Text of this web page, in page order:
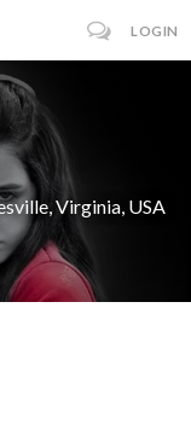
LOGIN
Virginia, USA